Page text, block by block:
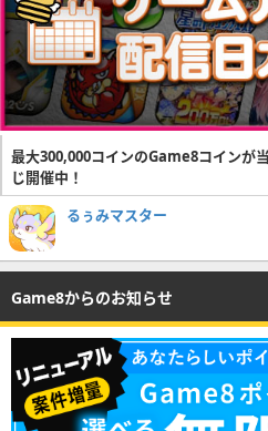
最大300,000コインのGame8コインが
じ開催中！
るぅみマスター
Game8からのお知らせ